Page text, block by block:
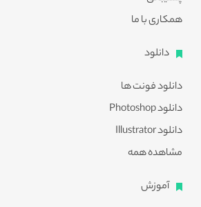
همکاری با ما
دانلود
دانلود فونت ها
دانلود Photoshop
دانلود Illustrator
مشاهده همه
آموزش